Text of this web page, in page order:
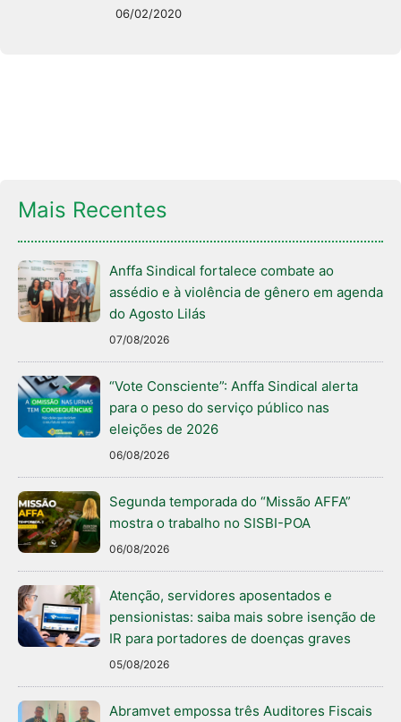
06/02/2020
Mais Recentes
Anffa Sindical fortalece combate ao
assédio e à violência de gênero em agenda
do Agosto Lilás
07/08/2026
“Vote Consciente”: Anffa Sindical alerta
para o peso do serviço público nas
eleições de 2026
06/08/2026
Segunda temporada do “Missão AFFA”
mostra o trabalho no SISBI-POA
06/08/2026
Atenção, servidores aposentados e
pensionistas: saiba mais sobre isenção de
IR para portadores de doenças graves
05/08/2026
Abramvet empossa três Auditores Fiscais